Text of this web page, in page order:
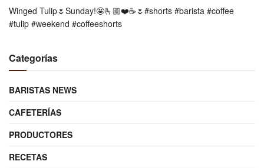
Winged Tulip🌷Sunday!🤩🫰🏼❤️☕️🌷#shorts #barista #coffee
#tulip #weekend #coffeeshorts
Categorías
BARISTAS NEWS
CAFETERÍAS
PRODUCTORES
RECETAS